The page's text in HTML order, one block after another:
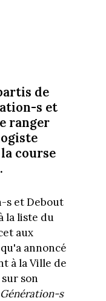
de
s et
ranger
course
s et Debout
la liste du
aux
annoncé
à la Ville de
son
s